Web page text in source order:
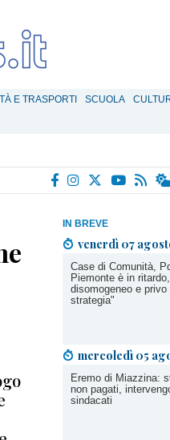
E TRASPORTI SCUOLA
IN BREVE
venerdì 07
Case di Comunità,
Piemonte è in ritardo,
disomogeneo e privo
strategia"
mercoledì 05
Eremo di Miazzina:
non pagati,
sindacati